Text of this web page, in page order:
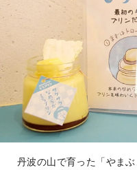
丹波の山で育った「やま